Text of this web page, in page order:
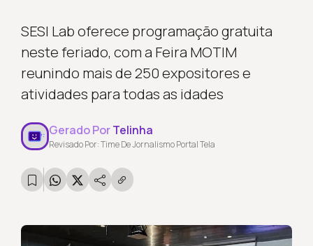
SESI Lab oferece programação gratuita
neste feriado, com a Feira MOTIM
reunindo mais de 250 expositores e
atividades para todas as idades
Gerado PorTelinha
Revisado Por: Time De Jornalismo Portal Tela